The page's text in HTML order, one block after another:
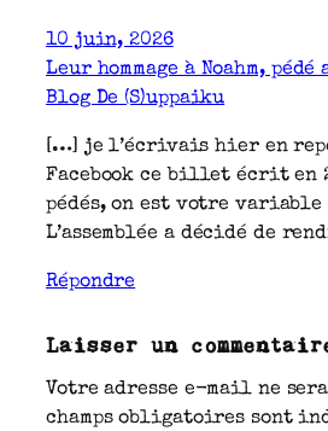
10 juin, 2026
Leur hommage à Noahm,
Blog De (S)uppaiku
[…] je l’écrivais hier en
Facebook ce billet écrit en
pédés, on est votre variable
L’assemblée a décidé de
Répondre
Laisser un
Votre adresse e-mail ne
champs obligatoires sont